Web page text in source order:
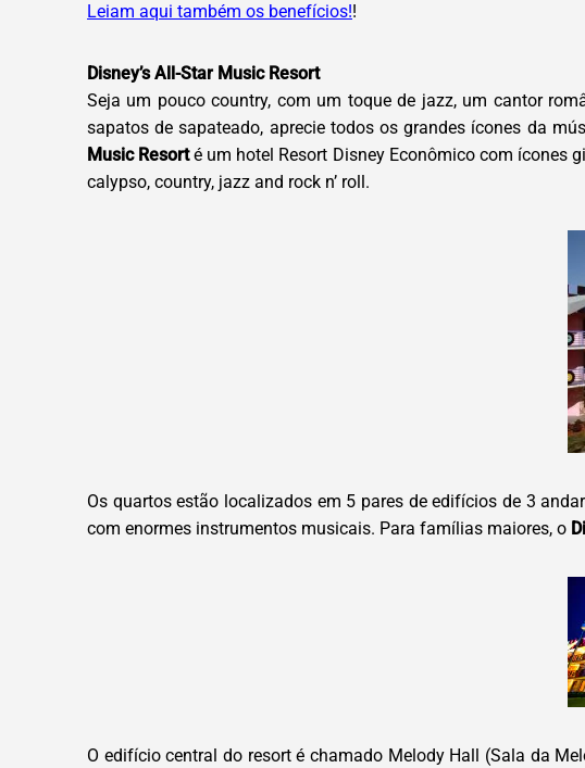
Leiam aqui também os benefícios!!
Disney’s All-Star Music Resort
Seja um pouco country, com um toque de jazz, um cantor
sapatos de sapateado, aprecie todos os grandes ícones da
Music Resorté um hotel Resort Disney Econômico com ícones
calypso, country, jazz and rock n’ roll.
Os quartos estão localizados em 5 pares de edifícios de 3
com enormes instrumentos musicais. Para famílias maiores, o
O edifício central do resort é chamado Melody Hall (Sala da